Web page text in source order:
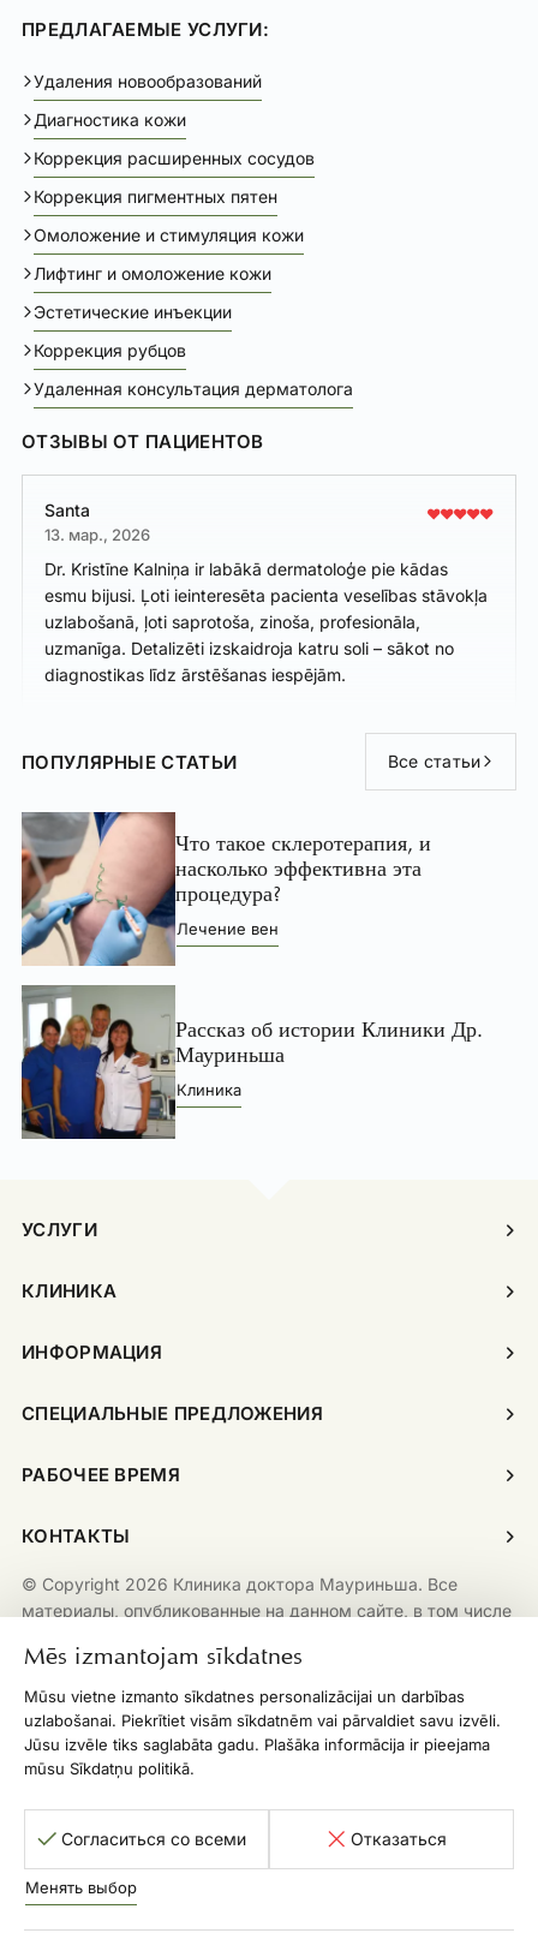
Mēs izmantojam sīkdatnes
Mūsu vietne izmanto sīkdatnes personalizācijai un darbības
uzlabošanai. Piekrītiet visām sīkdatnēm vai pārvaldiet savu izvēli.
Jūsu izvēle tiks saglabāta gadu. Plašāka informācija ir pieejama
mūsu Sīkdatņu politikā.
Согласиться со всеми Отказаться
Менять выбор
ПРЕДЛАГАЕМЫЕ УСЛУГИ:
Удаления новообразований
Диагностика кожи
Коррекция расширенных сосудов
Коррекция пигментных пятен
Омоложение и стимуляция кожи
Лифтинг и омоложение кожи
Эстетические инъекции
Коррекция рубцов
Удаленная консультация дерматолога
ОТЗЫВЫ ОТ ПАЦИЕНТОВ
Santa
13. мар., 2026
Dr. Kristīne Kalniņa ir labākā dermatoloģe pie kādas
esmu bijusi. Ļoti ieinteresēta pacienta veselības stāvokļa
uzlabošanā, ļoti saprotoša, zinoša, profesionāla,
uzmanīga. Detalizēti izskaidroja katru soli – sākot no
diagnostikas līdz ārstēšanas iespējām.
ПОПУЛЯРНЫЕ СТАТЬИ Все статьи
Что такое склеротерапия, и
насколько эффективна эта
процедура?
Лечение вен
Рассказ об истории Клиники Др.
Мауриньша
Клиника
УСЛУГИ
КЛИНИКА
ИНФОРМАЦИЯ
СПЕЦИАЛЬНЫЕ ПРЕДЛОЖЕНИЯ
РАБОЧЕЕ ВРЕМЯ
КОНТАКТЫ
© Copyright 2026 Клиника доктора Мауриньша. Все
материалы, опубликованные на данном сайте, в том числе
изображения, логотипы, графику и дизайн, защищены
авторскими правами. Любое воспроизведение,
копирование, распространение или публикация данных
материалов без предварительного письменного
разрешения строго запрещено.
Политика конфиденциальности
Sīkdatņu iestatījumi un atteikšanās